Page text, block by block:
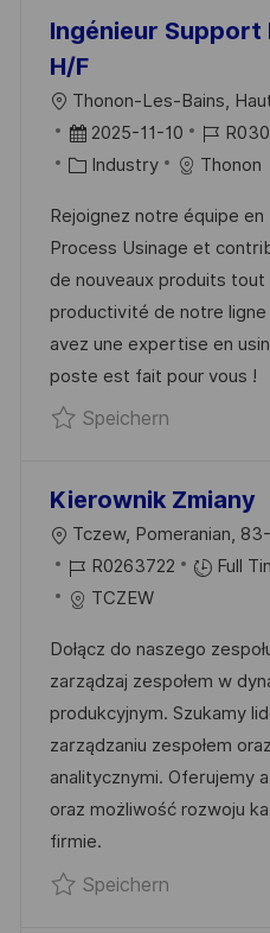
Ingénieur Support
H/F
O Thonon-Les-Bains,
D
A
U
M
D
E
R
V
E
E
N
T
L
I
C
H
U
N
2025-11-10
J
O
-
I
D
K
T
E
G
O
R
I
E
Industry Thonon
Rejoignez notre équipe
Process Usinage et
de nouveaux produits tout
productivité de notre
avez une expertise en
poste est fait pour vous !
SpeichernSpeichern
Kierownik Zmiany
O Tczew, Pomeranian,
J
O
-
I
D
R0263722 Full
TCZEW
Dołącz do naszego
zarządzaj zespołem w
produkcyjnym. Szukamy
zarządzaniu zespołem
analitycznymi. Oferujemy
oraz możliwość rozwoju
firmie.
SpeichernSpeichern